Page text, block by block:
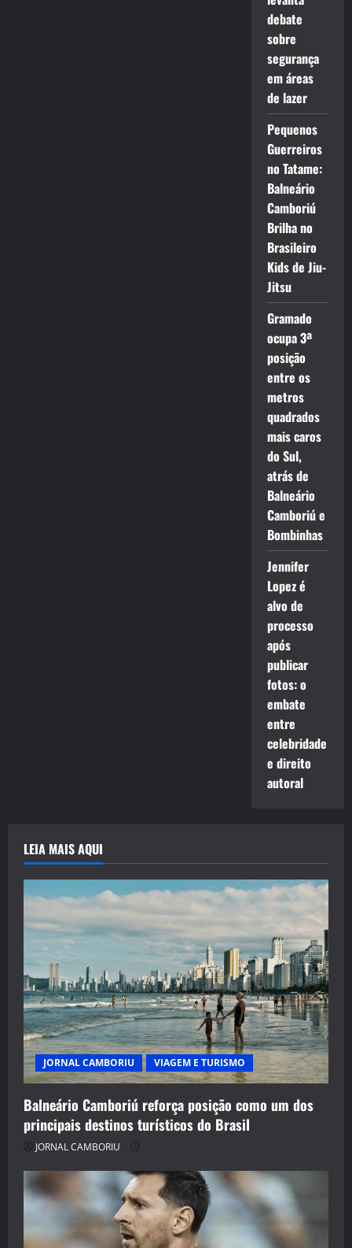
debate
sobre
segurança
em áreas
de lazer
Pequenos
Guerreiros
no Tatame:
Balneário
Camboriú
Brilha no
Brasileiro
Kids de Jiu-
Jitsu
Gramado
ocupa 3ª
posição
entre os
metros
quadrados
mais caros
do Sul,
atrás de
Balneário
Camboriú e
Bombinhas
Jennifer
Lopez é
alvo de
processo
após
publicar
fotos: o
embate
entre
celebridade
e direito
autoral
LEIA MAIS AQUI
JORNAL CAMBORIU VIAGEM E TURISMO
Balneário Camboriú reforça posição como um dos
principais destinos turísticos do Brasil
JORNAL CAMBORIU